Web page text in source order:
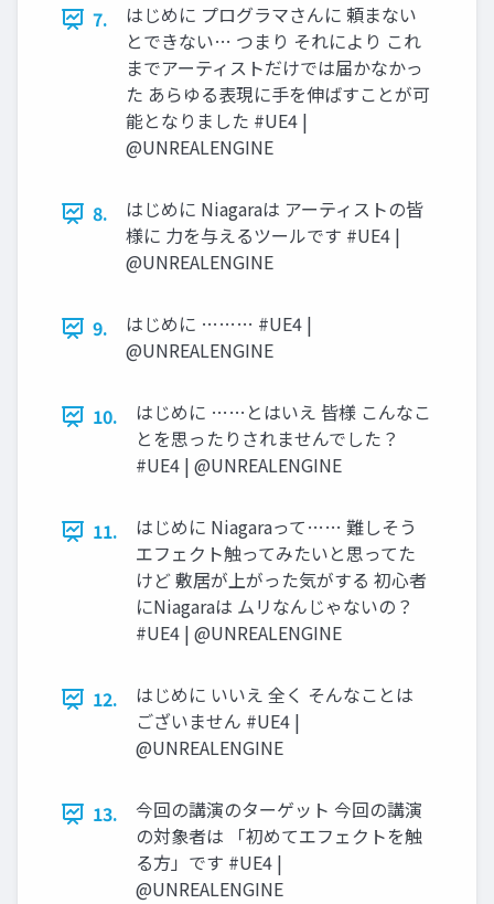
7.
はじめに プログラマさんに 頼まない
とできない… つまり それにより これ
までアーティストだけでは届かなかっ
た あらゆる表現に手を伸ばすことが可
能となりました #UE4 |
@UNREALENGINE
8.
はじめに Niagaraは アーティストの皆
様に 力を与えるツールです #UE4 |
@UNREALENGINE
9.
はじめに ……… #UE4 |
@UNREALENGINE
10.
はじめに ……とはいえ 皆様 こんなこ
とを思ったりされませんでした？
#UE4 | @UNREALENGINE
11.
はじめに Niagaraって…… 難しそう
エフェクト触ってみたいと思ってた
けど 敷居が上がった気がする 初心者
にNiagaraは ムリなんじゃないの？
#UE4 | @UNREALENGINE
12.
はじめに いいえ 全く そんなことは
ございません #UE4 |
@UNREALENGINE
13.
今回の講演のターゲット 今回の講演
の対象者は 「初めてエフェクトを触
る方」です #UE4 |
@UNREALENGINE